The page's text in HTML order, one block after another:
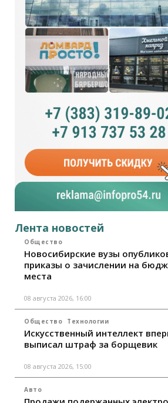
Лента новостей
Общество
Новосибирские вузы
приказы о зачислении на
места
08 августа 2026, 16:00
Общество Технологии
Искусственный интеллект
выписал штраф за борщевик
08 августа 2026, 15:00
Авто